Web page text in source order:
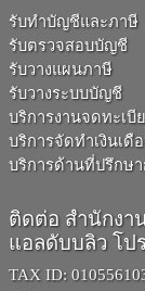
รับทำบัญชีและภาษี
รับตรวจสอบบัญชี
รับวางแผนภาษี
รับวางระบบบัญชี
บริการงานจดทะเบี
บริการจัดทำเงินเดื
บริการด้านที่ปรึกษ
ติดต่อ สำนักง
แอลดับบลิว โป
TAX ID: